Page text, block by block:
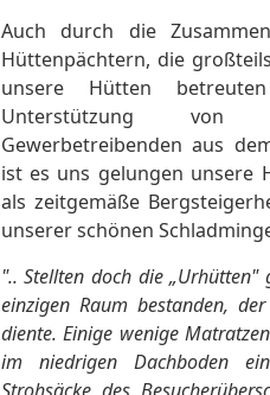
Auch durch die
Hüttenpächtern, die
unsere Hütten
Unterstützung von
Gewerbetreibenden aus
ist es uns gelungen unsere
als zeitgemäße
unserer schönen
".. Stellten doch die
einzigen Raum bestanden,
diente. Einige wenige
im niedrigen Dachboden